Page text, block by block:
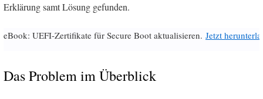
Erklärung samt Lösung gefunden.
eBook: UEFI-Zertifikate für Secure Boot aktualisieren. Jetzt
Das Problem im Überblick